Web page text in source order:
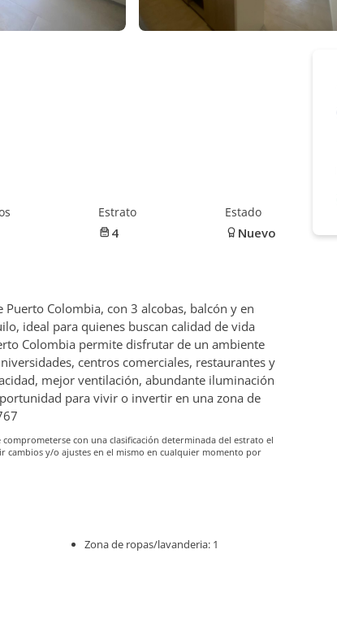
Estrato
4
Estado
Nuevo
Colombia, con 3 alcobas, balcón y en
ideal para quienes buscan calidad de vida
Colombia permite disfrutar de un ambiente
centros comerciales, restaurantes y
mejor ventilación, abundante iluminación
para vivir o invertir en una zona de
con una clasificación determinada del estrato el
y/o ajustes en el mismo en cualquier momento por
Zona de ropas/lavanderia: 1